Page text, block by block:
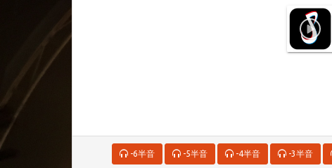
-6半音 -5半音 -4半音 -3半音